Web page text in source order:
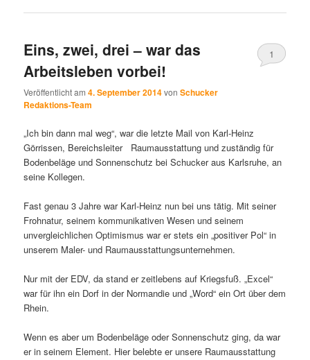
Eins, zwei, drei – war das
Arbeitsleben vorbei!
Veröffentlicht am4. September 2014vonSchucker
Redaktions-Team
1
„Ich bin dann mal weg“, war die letzte Mail von Karl-Heinz
Görrissen, Bereichsleiter Raumausstattung und zuständig für
Bodenbeläge und Sonnenschutz bei Schucker aus Karlsruhe, an
seine Kollegen.
Fast genau 3 Jahre war Karl-Heinz nun bei uns tätig. Mit seiner
Frohnatur, seinem kommunikativen Wesen und seinem
unvergleichlichen Optimismus war er stets ein „positiver Pol“ in
unserem Maler- und Raumausstattungsunternehmen.
Nur mit der EDV, da stand er zeitlebens auf Kriegsfuß. „Excel“
war für ihn ein Dorf in der Normandie und „Word“ ein Ort über dem
Rhein.
Wenn es aber um Bodenbeläge oder Sonnenschutz ging, da war
er in seinem Element. Hier belebte er unsere Raumausstattung